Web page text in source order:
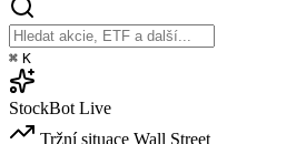
⌘ K
StockBot Live
Tržní situace Wall Street